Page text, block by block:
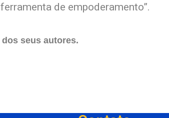
de empoderamento”.
seus autores.